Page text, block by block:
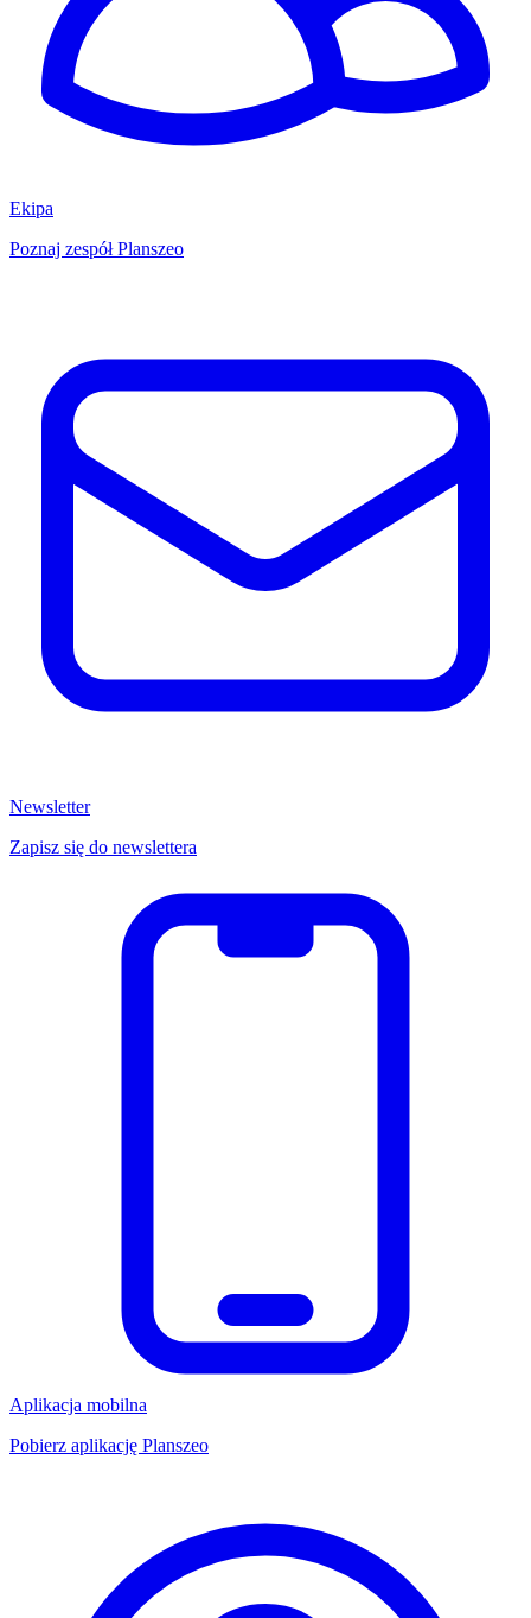
Ekipa
Poznaj zespół Planszeo
Newsletter
Zapisz się do newslettera
Aplikacja mobilna
Pobierz aplikację Planszeo